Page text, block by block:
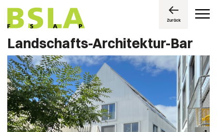
Zurück
Landschafts-Architektur-Bar